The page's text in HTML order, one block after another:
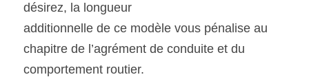
désirez, la longueur
additionnelle de ce modèle vous pénalise au
chapitre de l’agrément de conduite et du
comportement routier.